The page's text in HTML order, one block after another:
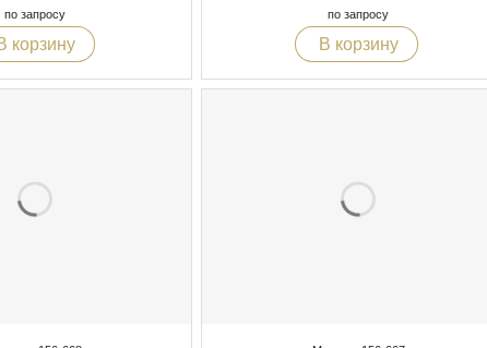
по запросу
корзину
по запросу
В корзину